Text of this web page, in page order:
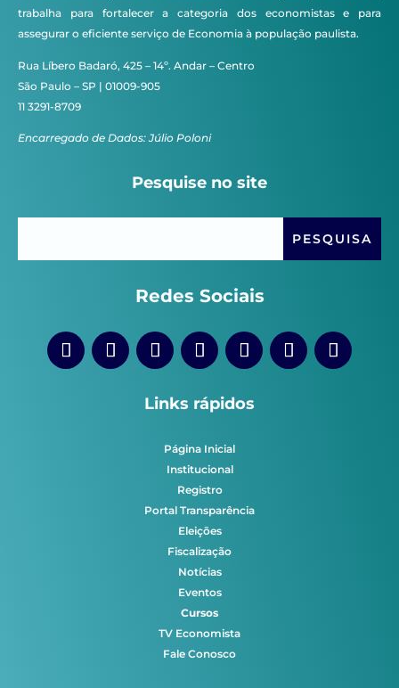
trabalha para fortalecer a categoria dos economistas e para
assegurar o eficiente serviço de Economia à população paulista.
Rua Líbero Badaró, 425 – 14º. Andar – Centro
São Paulo – SP | 01009-905
11 3291-8709
Encarregado de Dados: Júlio Poloni
Pesquise no site
Redes Sociais
Links rápidos
Página Inicial
Institucional
Registro
Portal Transparência
Eleições
Fiscalização
Notícias
Eventos
Cursos
TV Economista
Fale Conosco